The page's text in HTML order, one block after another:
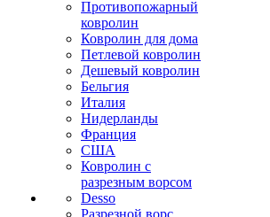
Противопожарный
ковролин
Ковролин для дома
Петлевой ковролин
Дешевый ковролин
Бельгия
Италия
Нидерланды
Франция
США
Ковролин с
разрезным ворсом
Desso
Разрезной ворс